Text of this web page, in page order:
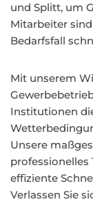
und Splitt, um
Mitarbeiter
Bedarfsfall
Mit unserem
Institutionen
Unsere
professionelles
effiziente
Verlassen Sie